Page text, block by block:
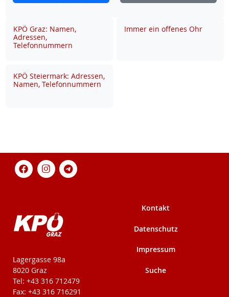
KPÖ Graz: Namen,
Adressen,
Telefonnummern
Immer ein offenes Ohr
KPÖ Steiermark: Adressen,
Namen, Telefonnummern
KPÖ-Steiermark
Lagergasse 98a
8020 Graz
Tel: +43 316 712479
Fax: +43 316 716291
Kontakt
Datenschutz
Impressum
Suche